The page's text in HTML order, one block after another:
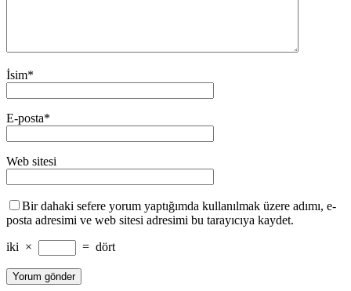
İsim*
E-posta*
Web sitesi
Bir dahaki sefere yorum yaptığımda kullanılmak üzere adımı, e-
posta adresimi ve web sitesi adresimi bu tarayıcıya kaydet.
iki × = dört